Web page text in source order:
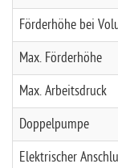
Förderhöhe bei
Max. Förderhöhe
Max. Arbeitsdruck
Doppelpumpe
Elektrischer